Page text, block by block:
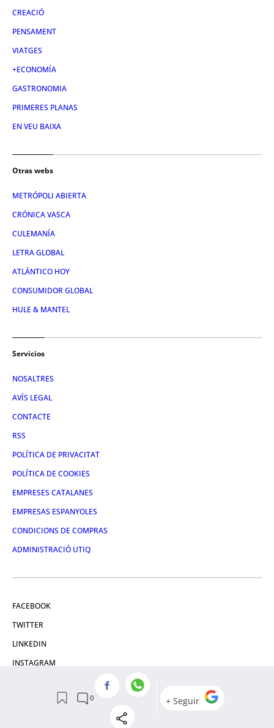
CREACIÓ
PENSAMENT
VIATGES
+ECONOMÍA
GASTRONOMIA
PRIMERES PLANAS
EN VEU BAIXA
Otras webs
METRÓPOLI ABIERTA
CRÓNICA VASCA
CULEMANÍA
LETRA GLOBAL
ATLÁNTICO HOY
CONSUMIDOR GLOBAL
HULE & MANTEL
Servicios
NOSALTRES
AVÍS LEGAL
CONTACTE
RSS
POLÍTICA DE PRIVACITAT
POLÍTICA DE COOKIES
EMPRESES CATALANES
EMPRESAS ESPANYOLES
CONDICIONS DE COMPRAS
ADMINISTRACIÓ UTIQ
FACEBOOK
TWITTER
LINKEDIN
INSTAGRAM
© 2026 Crónica Global Media, SL